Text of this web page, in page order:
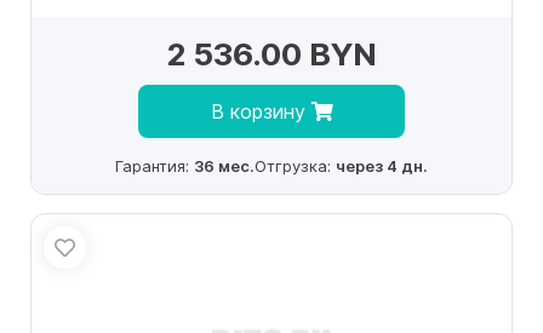
2 536.00 BYN
В корзину
Гарантия: 36 мес.Отгрузка: через 4 дн.